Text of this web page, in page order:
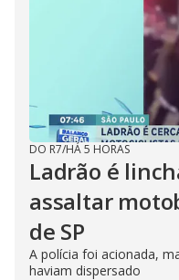
DO R7/HÁ 5 HORAS
Ladrão é
assaltar
de SP
A polícia foi acionada,
haviam dispersado